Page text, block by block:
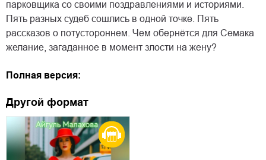
парковщика со своими поздравлениями и историями.
Пять разных судеб сошлись в одной точке. Пять
рассказов о потустороннем. Чем обернётся для Семака
желание, загаданное в момент злости на жену?
Полная версия:
Другой формат